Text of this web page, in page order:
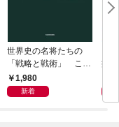
世界史の名将たちの
「戦略と戦術」 この
社会で賢く生きる方法
は歴史が教えてくれる
1,980
新着
痛